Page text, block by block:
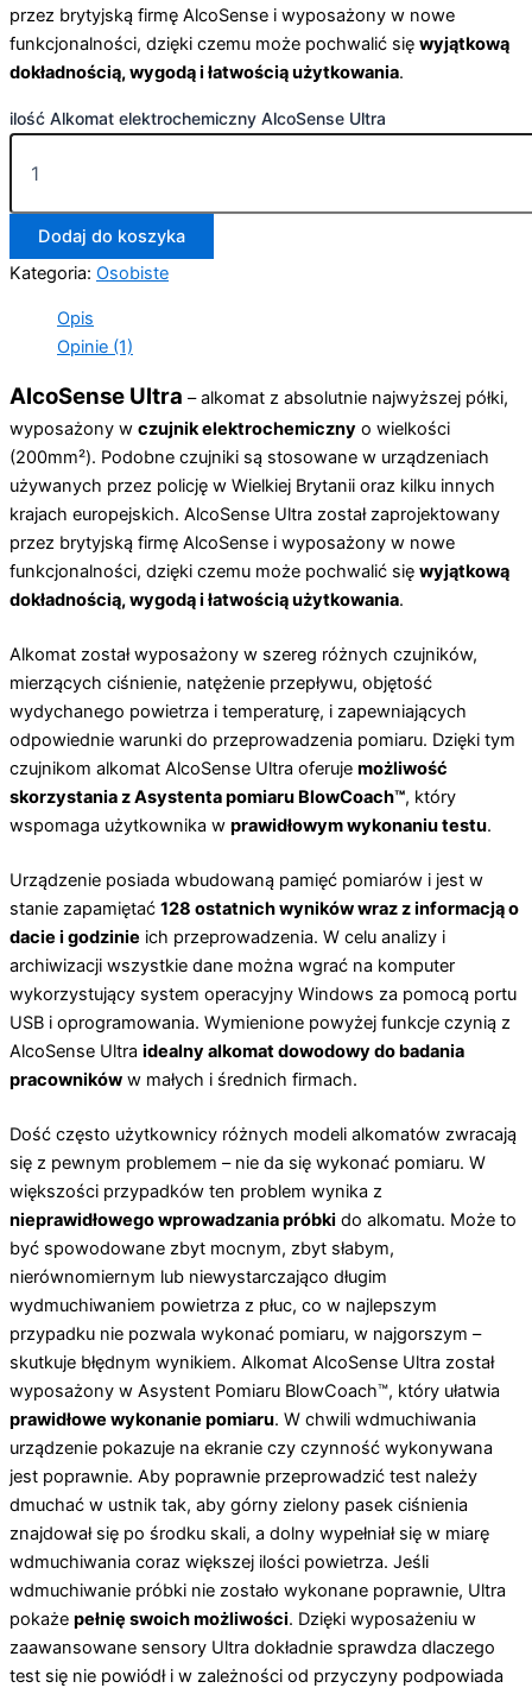
przez brytyjską firmę AlcoSense i wyposażony w nowe
funkcjonalności, dzięki czemu może pochwalić się wyjątkową
dokładnością, wygodą i łatwością użytkowania.
ilość Alkomat elektrochemiczny AlcoSense Ultra
Dodaj do koszyka
Kategoria: Osobiste
Opis
Opinie (1)
AlcoSense Ultra – alkomat z absolutnie najwyższej półki,
wyposażony w czujnik elektrochemiczny o wielkości
(200mm²). Podobne czujniki są stosowane w urządzeniach
używanych przez policję w Wielkiej Brytanii oraz kilku innych
krajach europejskich. AlcoSense Ultra został zaprojektowany
przez brytyjską firmę AlcoSense i wyposażony w nowe
funkcjonalności, dzięki czemu może pochwalić się wyjątkową
dokładnością, wygodą i łatwością użytkowania.
Alkomat został wyposażony w szereg różnych czujników,
mierzących ciśnienie, natężenie przepływu, objętość
wydychanego powietrza i temperaturę, i zapewniających
odpowiednie warunki do przeprowadzenia pomiaru. Dzięki tym
czujnikom alkomat AlcoSense Ultra oferuje możliwość
skorzystania z Asystenta pomiaru BlowCoach™, który
wspomaga użytkownika w prawidłowym wykonaniu testu.
Urządzenie posiada wbudowaną pamięć pomiarów i jest w
stanie zapamiętać 128 ostatnich wyników wraz z informacją o
dacie i godzinie ich przeprowadzenia. W celu analizy i
archiwizacji wszystkie dane można wgrać na komputer
wykorzystujący system operacyjny Windows za pomocą portu
USB i oprogramowania. Wymienione powyżej funkcje czynią z
AlcoSense Ultra idealny alkomat dowodowy do badania
pracowników w małych i średnich firmach.
Dość często użytkownicy różnych modeli alkomatów zwracają
się z pewnym problemem – nie da się wykonać pomiaru. W
większości przypadków ten problem wynika z
nieprawidłowego wprowadzania próbki do alkomatu. Może to
być spowodowane zbyt mocnym, zbyt słabym,
nierównomiernym lub niewystarczająco długim
wydmuchiwaniem powietrza z płuc, co w najlepszym
przypadku nie pozwala wykonać pomiaru, w najgorszym –
skutkuje błędnym wynikiem. Alkomat AlcoSense Ultra został
wyposażony w Asystent Pomiaru BlowCoach™, który ułatwia
prawidłowe wykonanie pomiaru. W chwili wdmuchiwania
urządzenie pokazuje na ekranie czy czynność wykonywana
jest poprawnie. Aby poprawnie przeprowadzić test należy
dmuchać w ustnik tak, aby górny zielony pasek ciśnienia
znajdował się po środku skali, a dolny wypełniał się w miarę
wdmuchiwania coraz większej ilości powietrza. Jeśli
wdmuchiwanie próbki nie zostało wykonane poprawnie, Ultra
pokaże pełnię swoich możliwości. Dzięki wyposażeniu w
zaawansowane sensory Ultra dokładnie sprawdza dlaczego
test się nie powiódł i w zależności od przyczyny podpowiada